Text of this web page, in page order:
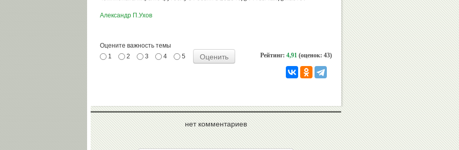
Александр П.Ухов
Оцените важность темы
Рейтинг: 4,91 (оценок: 43)
1 2 3 4 5
нет комментариев
Емельянов
Муратов
Иван
Утробин
Александр
Коган
Александр
Горшков
Никита
Нагорный